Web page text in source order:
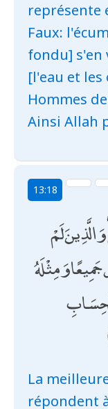
représente
Faux:
fondu] s'en
[l'eau et
Hommes
Ainsi Allah
13:18
لَمْ
جَمِيعًا وَمِثْلَهُ
La
répondent